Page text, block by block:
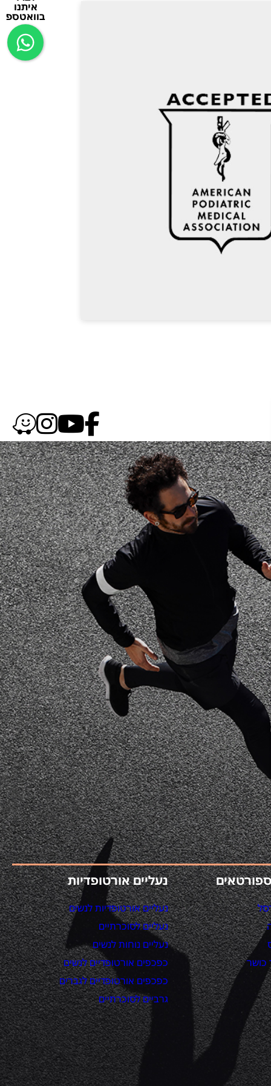
איתנו
בוואטספ
כושר
נעליים אורטופדיות
נעליים אורטופדיות לנשים
נעליים לסוכרתיים
נעליים נוחות לנשים
כפכפים אורטופדיים לנשים
כפכפים אורטופדיים לגברים
גרביים לסוכרתיים